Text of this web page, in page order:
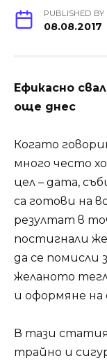
PUBLISHED BY
08.08.2017
Ефикасно
още днес
Когато
много често
цел – дата,
са готови на
резултат в
постигнали
да се помисли
желаното
и оформяне на
В тази
трайно и